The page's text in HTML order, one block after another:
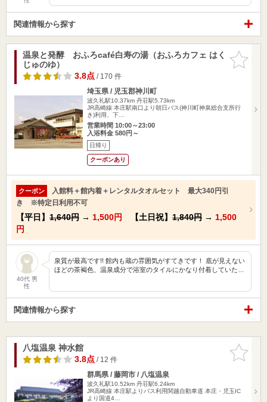
関連情報から探す
お気に入
りに追加
温泉と発酵 おふろcafé白寿の湯（おふろカフェ はく
じゅのゆ）
3.8点/ 170 件
埼玉県 / 児玉郡神川町
波久礼駅10.37km 丹荘駅5.73km
JR高崎線 本庄駅南口より朝日バス(神川町神泉総合支所行
き)利用、下…
営業時間 10:00～23:00
入浴料金 580円～
日帰り
クーポンあり
クーポン
入館料＋館内着＋レンタルタオルセット 最大340円引
き ※特定日利用不可
【平日】 1,640円 → 1,500円 【土日祝】 1,840円 → 1,500
円
40代 男
性
泉質が最高です!! 館内も蔵の雰囲気がすてきです！ 底が見えない
ほどの茶褐色、温泉成分で浴室のタイルにかなり付着していた…
関連情報から探す
お気に入
りに追加
八塩温泉 神水館
3.8点/ 12 件
群馬県 / 藤岡市 / 八塩温泉
波久礼駅10.52km 丹荘駅6.24km
JR高崎線 本庄駅よりバス利用関越自動車道 本庄・児玉IC
より国道4…